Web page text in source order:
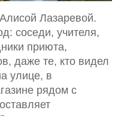
Лазаревой.
соседи, учителя,
приюта,
даже те, кто видел
улице, в
рядом с